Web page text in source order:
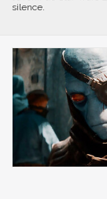
silence.